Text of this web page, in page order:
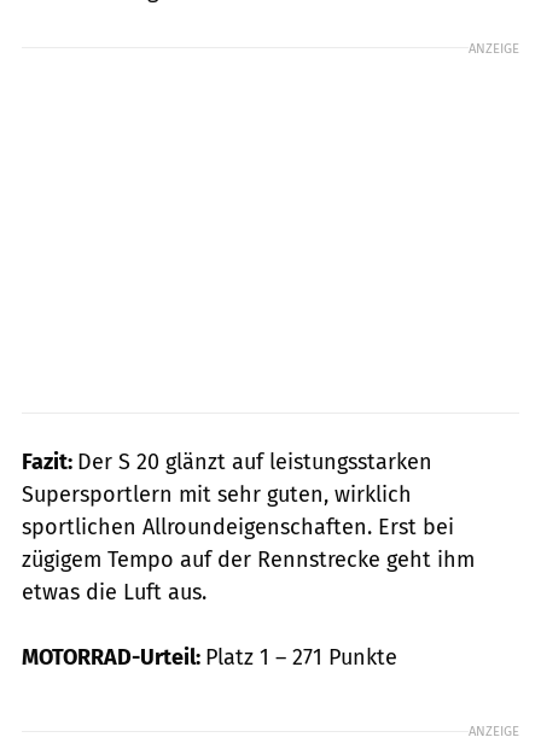
ANZEIGE
Fazit: Der S 20 glänzt auf leistungsstarken
Supersportlern mit sehr guten, wirklich
sportlichen Allroundeigenschaften. Erst bei
zügigem Tempo auf der Rennstrecke geht ihm
etwas die Luft aus.
MOTORRAD-Urteil: Platz 1 – 271 Punkte
ANZEIGE